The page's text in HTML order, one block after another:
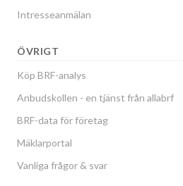
Intresseanmälan
ÖVRIGT
Köp BRF-analys
Anbudskollen - en tjänst från allabrf
BRF-data för företag
Mäklarportal
Vanliga frågor & svar